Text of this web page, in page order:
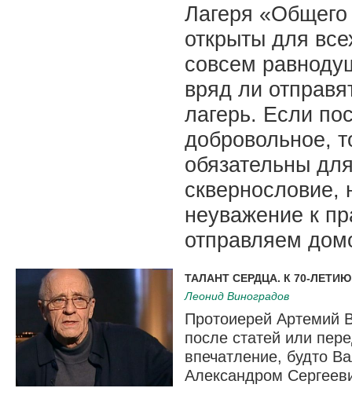
Лагеря
открыты для
совсем
вряд ли
лагерь. Если
добровольное,
обязательны
неуважение к
отправляем
ТАЛАНТ СЕРДЦА. К 70-
Леонид Виноградов
Протоиерей Артемий
после статей или
впечатление, будто
Александром